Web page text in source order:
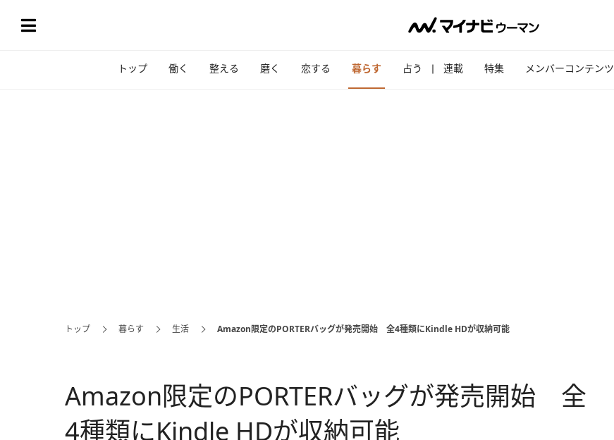
トップ 働く 整える 磨く 恋する 暮らす 占う 連載 特集 メンバーコンテンツ
トップ 暮らす 生活 Amazon限定のPORTERバッグが発売開始 全4種類にKindle HDが収納可能
Amazon限定のPORTERバッグが発売開始 全
4種類にKindle HDが収納可能